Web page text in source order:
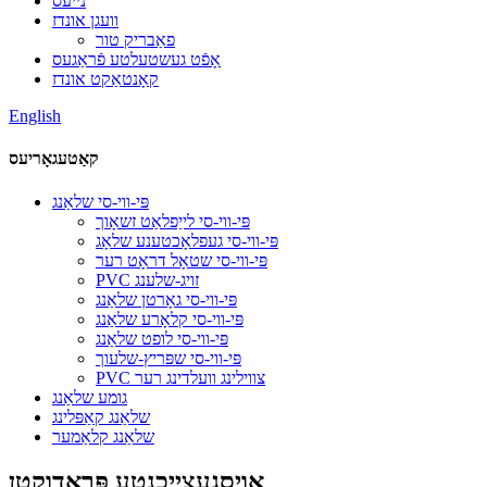
וועגן אונדז
פאַבריק טור
אָפֿט געשטעלטע פֿראַגעס
קאָנטאַקט אונדז
English
קאַטעגאָריעס
פּי-ווי-סי שלאַנג
פּי-ווי-סי לייַפלאַט זשאָוך
פּי-ווי-סי געפלאָכטענע שלאָג
פּי-ווי-סי שטאָל דראָט רער
PVC זויג-שלענג
פּי-ווי-סי גאָרטן שלאַנג
פּי-ווי-סי קלאָרע שלאַנג
פּי-ווי-סי לופט שלאַנג
פּי-ווי-סי שפּריץ-שלעוך
PVC צווילינג וועלדינג רער
גומע שלאַנג
שלאַנג קאַפּלינג
שלאַנג קלאַמער